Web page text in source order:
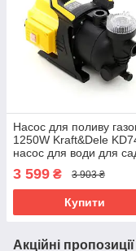
Насос для поливу
1250W Kraft&Dele
насос для води для
3 599 ₴ 3 903 ₴
Купити
Акційні